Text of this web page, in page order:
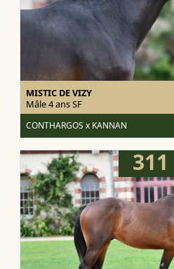
MISTIC DE VIZY
Mâle 4 ansSF
CONTHARGOS x KANNAN
311